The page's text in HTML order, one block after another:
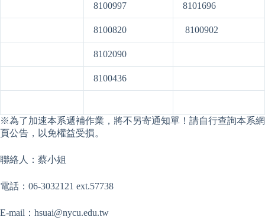
8100997 8101696
8100820 8100902
8102090
8100436
※為了加速本系遞補作業，將不另寄通知單！請自行查詢本系網
頁公告，以免權益受損。
聯絡人：蔡小姐
電話：06-3032121 ext.57738
E-mail： hsuai@nycu.edu.tw